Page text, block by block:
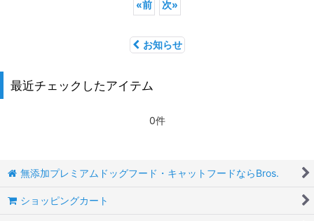
«前 次»
お知らせ
最近チェックしたアイテム
0件
無添加プレミアムドッグフード・キャットフードならBros.
ショッピングカート